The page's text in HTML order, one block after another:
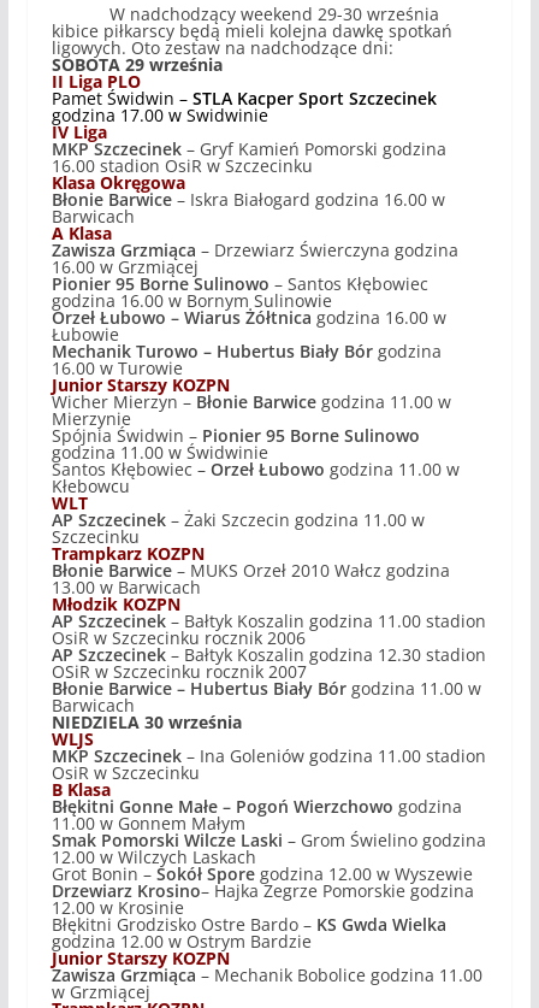
W nadchodzący weekend 29-30 września
kibice piłkarscy będą mieli kolejna dawkę spotkań
ligowych. Oto zestaw na nadchodzące dni:
SOBOTA 29 września
II Liga PLO
Pamet Świdwin – STLA Kacper Sport Szczecinek
godzina 17.00 w Swidwinie
IV Liga
MKP Szczecinek – Gryf Kamień Pomorski godzina
16.00 stadion OsiR w Szczecinku
Klasa Okręgowa
Błonie Barwice– Iskra Białogard godzina 16.00 w
Barwicach
A Klasa
Zawisza Grzmiąca – Drzewiarz Świerczyna godzina
16.00 w Grzmiącej
Pionier 95 Borne Sulinowo – Santos Kłębowiec
godzina 16.00 w Bornym Sulinowie
Orzeł Łubowo – Wiarus Żółtnica godzina 16.00 w
Łubowie
Mechanik Turowo – Hubertus Biały Bórgodzina
16.00 w Turowie
Junior Starszy KOZPN
Wicher Mierzyn – Błonie Barwicegodzina 11.00 w
Mierzynie
Spójnia Świdwin – Pionier 95 Borne Sulinowo
godzina 11.00 w Świdwinie
Santos Kłębowiec – Orzeł Łubowo godzina 11.00 w
Kłebowcu
WLT
AP Szczecinek – Żaki Szczecin godzina 11.00 w
Szczecinku
Trampkarz KOZPN
Błonie Barwice– MUKS Orzeł 2010 Wałcz godzina
13.00 w Barwicach
Młodzik KOZPN
AP Szczecinek– Bałtyk Koszalin godzina 11.00 stadion
OsiR w Szczecinku rocznik 2006
AP Szczecinek– Bałtyk Koszalin godzina 12.30 stadion
OSiR w Szczecinku rocznik 2007
Błonie Barwice – Hubertus Biały Bórgodzina 11.00 w
Barwicach
NIEDZIELA 30 września
WLJS
MKP Szczecinek – Ina Goleniów godzina 11.00 stadion
OsiR w Szczecinku
B Klasa
Błękitni Gonne Małe – Pogoń Wierzchowo godzina
11.00 w Gonnem Małym
Smak Pomorski Wilcze Laski – Grom Świelino godzina
12.00 w Wilczych Laskach
Grot Bonin – Sokół Spore godzina 12.00 w Wyszewie
Drzewiarz Krosino– Hajka Zegrze Pomorskie godzina
12.00 w Krosinie
Błękitni Grodzisko Ostre Bardo –KS Gwda Wielka
godzina 12.00 w Ostrym Bardzie
Junior Starszy KOZPN
Zawisza Grzmiąca – Mechanik Bobolice godzina 11.00
w Grzmiącej